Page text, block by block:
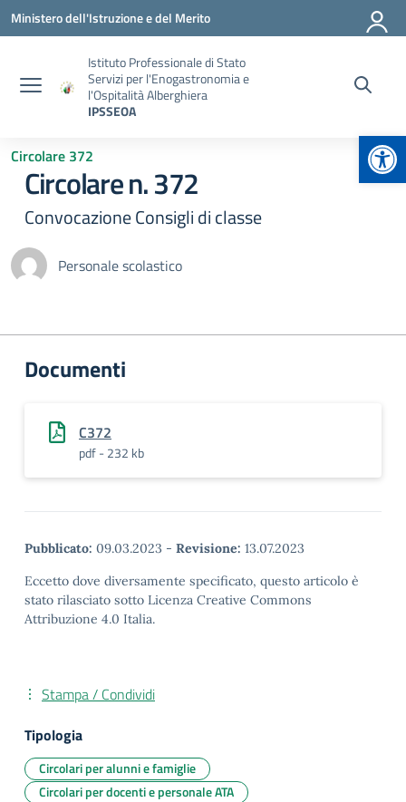
Vai ai contenuti
Vai al menu di navigazione
Vai al footer
Ministero dell'Istruzione e del Merito
Istituto Professionale di Stato
Servizi per l'Enogastronomia e
l'Ospitalità Alberghiera
IPSSEOA
Circolare 372
Circolare n. 372
Convocazione Consigli di classe
Personale scolastico
Documenti
C372
pdf - 232 kb
Pubblicato: 09.03.2023 - Revisione: 13.07.2023
Eccetto dove diversamente specificato, questo articolo è
stato rilasciato sotto Licenza Creative Commons
Attribuzione 4.0 Italia.
Stampa / Condividi
Tipologia
Circolari per alunni e famiglie
Circolari per docenti e personale ATA